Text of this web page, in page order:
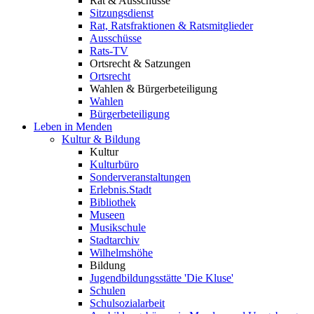
Sitzungsdienst
Rat, Ratsfraktionen & Ratsmitglieder
Ausschüsse
Rats-TV
Ortsrecht & Satzungen
Ortsrecht
Wahlen & Bürgerbeteiligung
Wahlen
Bürgerbeteiligung
Leben in Menden
Kultur & Bildung
Kultur
Kulturbüro
Sonderveranstaltungen
Erlebnis.Stadt
Bibliothek
Museen
Musikschule
Stadtarchiv
Wilhelmshöhe
Bildung
Jugendbildungsstätte 'Die Kluse'
Schulen
Schulsozialarbeit